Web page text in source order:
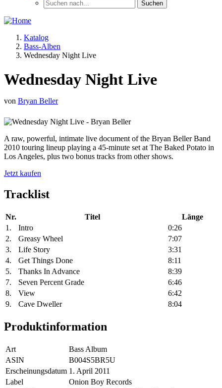
Katalog
Bass-Alben
Wednesday Night Live
Wednesday Night Live
von Bryan Beller
A raw, powerful, intimate live document of the Bryan Beller Band
2010 touring lineup playing a 45-minute set at The Baked Potato in
Los Angeles, plus two bonus tracks from other shows.
Jetzt kaufen
Tracklist
Nr. Titel
Länge
1.
Intro
0:26
2.
Greasy Wheel
7:07
3.
Life Story
3:31
4.
Get Things Done
8:11
5.
Thanks In Advance
8:39
7.
Seven Percent Grade
6:46
8.
View
6:42
9.
Cave Dweller 8:04
Produktinformation
Art
Bass Album
ASIN
B004S5BR5U
Erscheinungsdatum 1. April 2011
Label
Onion Boy Records